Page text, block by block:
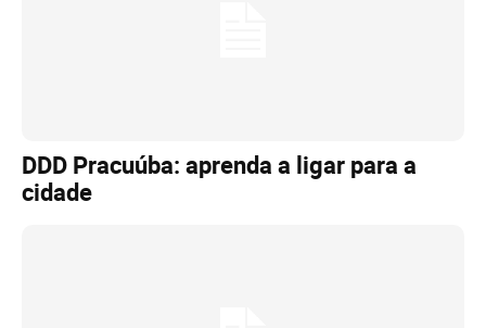
DDD Pracuúba: aprenda a ligar para a
cidade